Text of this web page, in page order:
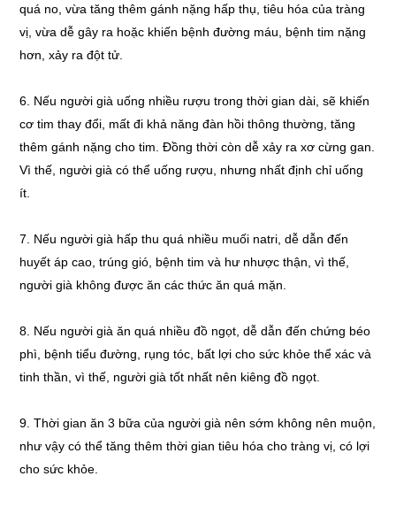
quá no, vừa tăng thêm gánh nặng hấp thụ, tiêu hóa của tràng
vị, vừa dễ gây ra hoặc khiến bệnh đường máu, bệnh tim nặng
hơn, xảy ra đột tử.
6. Nếu người già uống nhiều rượu trong thời gian dài, sẽ khiến
cơ tim thay đổi, mất đi khả năng đàn hồi thông thường, tăng
thêm gánh nặng cho tim. Đồng thời còn dễ xảy ra xơ cừng gan.
Vì thế, người già có thể uống rượu, nhưng nhất định chỉ uống
ít.
7. Nếu người già hấp thu quá nhiều muối natri, dễ dẫn đến
huyết áp cao, trúng gió, bệnh tim và hư nhược thận, vì thế,
người già không được ăn các thức ăn quá mặn.
8. Nếu người già ăn quá nhiều đồ ngọt, dễ dẫn đến chứng béo
phì, bệnh tiểu đường, rụng tóc, bất lợi cho sức khỏe thể xác và
tinh thần, vì thế, người già tốt nhất nên kiêng đồ ngọt.
9. Thời gian ăn 3 bữa của người già nên sớm không nên muộn,
như vậy có thể tăng thêm thời gian tiêu hóa cho tràng vị, có lợi
cho sức khỏe.